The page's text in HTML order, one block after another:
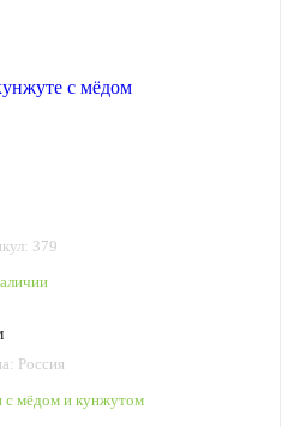
379
Россия
с мёдом и кунжутом